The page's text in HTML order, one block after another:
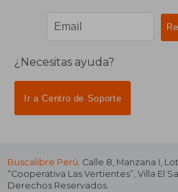
¿Necesitas ayuda?
Ir a Centro de Soporte
Buscalibre Perú. Calle 8, Manzana I,
“Cooperativa Las Vertientes”, Villa El
Derechos Reservados.